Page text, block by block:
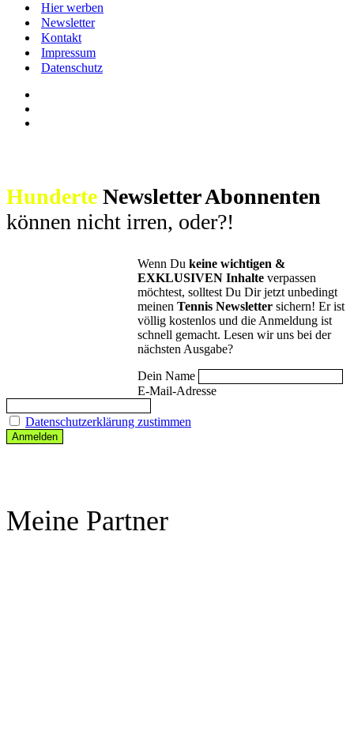
Hier werben
Newsletter
Kontakt
Impressum
Datenschutz
Hunderte Newsletter Abonnenten
können nicht irren, oder?!
Wenn Du keine wichtigen &
EXKLUSIVEN Inhalte verpassen
möchtest, solltest Du Dir jetzt unbedingt
meinen Tennis Newsletter sichern! Er ist
völlig kostenlos und die Anmeldung ist
schnell gemacht. Lesen wir uns bei der
nächsten Ausgabe?
Dein Name
E-Mail-Adresse
Datenschutzerklärung zustimmen
Meine Partner